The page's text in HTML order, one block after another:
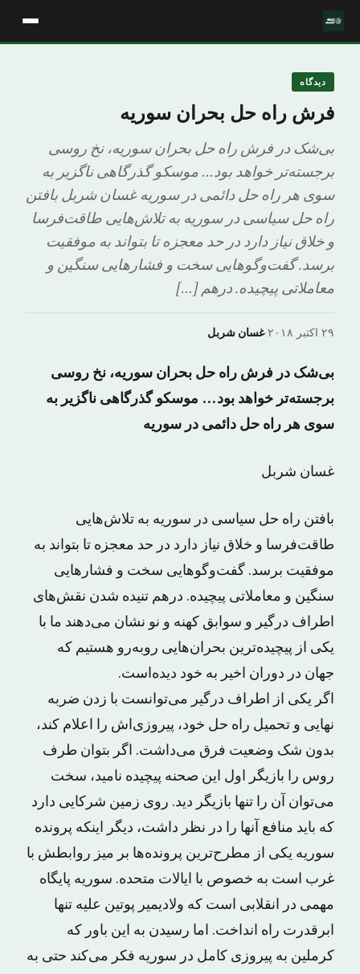
دیدگاه
فرش راه حل بحران سوریه
بی‌شک در فرش راه حل بحران سوریه، نخ روسی
برجسته‌تر خواهد بود… موسکو گذرگاهی ناگزیر به
سوی هر راه حل دائمی در سوریه غسان شربل بافتن
راه حل سیاسی در سوریه به تلاش‌هایی طاقت‌فرسا
و خلاق نیاز دارد در حد معجزه تا بتواند به موفقیت
برسد. گفت‌وگوهایی سخت و فشارهایی سنگین و
معاملاتی پیچیده. درهم […]
غسان شربل· ۲۹ اکتبر ۲۰۱۸
بی‌شک در فرش راه حل بحران سوریه، نخ روسی
برجسته‌تر خواهد بود… موسکو گذرگاهی ناگزیر به
سوی هر راه حل دائمی در سوریه
غسان شربل
بافتن راه حل سیاسی در سوریه به تلاش‌هایی
طاقت‌فرسا و خلاق نیاز دارد در حد معجزه تا بتواند به
موفقیت برسد. گفت‌وگوهایی سخت و فشارهایی
سنگین و معاملاتی پیچیده. درهم تنیده شدن نقش‌های
اطراف درگیر و سوابق کهنه و نو نشان می‌دهند ما با
یکی از پیچیده‌ترین بحران‌هایی روبه‌رو هستیم که
جهان در دوران اخیر به خود دیده‌است.
اگر یکی از اطراف درگیر می‌توانست با زدن ضربه
نهایی و تحمیل راه حل خود، پیروزی‌اش را اعلام کند،
بدون شک وضعیت فرق می‌داشت. اگر بتوان طرف
روس را بازیگر اول این صحنه پیچیده نامید، سخت
می‌توان آن را تنها بازیگر دید. روی زمین شرکایی دارد
که باید منافع آنها را در نظر داشت، دیگر اینکه پرونده
سوریه یکی از مطرح‌ترین پرونده‌ها بر میز روابطش با
غرب است به خصوص با ایالات متحده. سوریه پایگاه
مهمی در انقلابی است که ولادیمیر پوتین علیه تنها
ابرقدرت راه انداخت. اما رسیدن به این باور که
کرملین به پیروزی کامل در سوریه فکر می‌کند حتی به